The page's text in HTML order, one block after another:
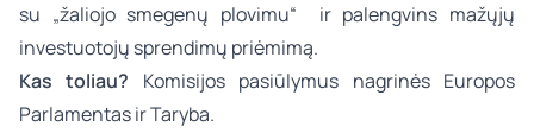
su „žaliojo smegenų plovimu“ ir palengvins mažųjų
investuotojų sprendimų priėmimą.
Kas toliau? Komisijos pasiūlymus nagrinės Europos
Parlamentas ir Taryba.